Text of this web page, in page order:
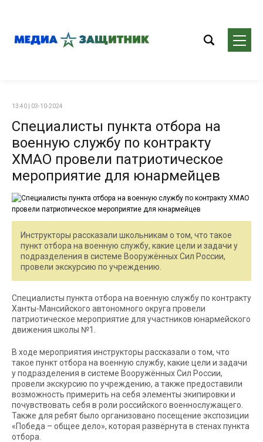
13:40 | 03-10-2024
Специалисты пункта отбора на
военную службу по контракту
ХМАО провели патриотическое
мероприятие для юнармейцев
Инструкторы рассказали школьникам о том, что такое
пункт отбора на военную службу, какие цели и задачи у
подразделения в системе Вооружённых Сил России,
провели экскурсию по учреждению.
Специалисты пункта отбора на военную службу по контракту
Ханты-Мансийского автономного округа провели
патриотическое мероприятие для участников юнармейского
движения школы №1.
В ходе мероприятия инструкторы рассказали о том, что
такое пункт отбора на военную службу, какие цели и задачи
у подразделения в системе Вооружённых Сил России,
провели экскурсию по учреждению, а также предоставили
возможность примерить на себя элементы экипировки и
почувствовать себя в роли российского военнослужащего.
Также для ребят было организовано посещение экспозиции
«Победа – общее дело», которая развёрнута в стенах пункта
отбора.